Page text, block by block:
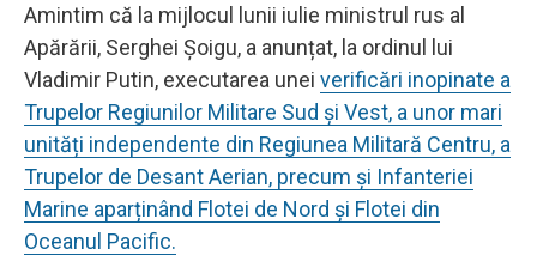
Amintim că la mijlocul lunii iulie ministrul rus al
Apărării, Serghei Șoigu, a anunțat, la ordinul lui
Vladimir Putin, executarea unei verificări inopinate a
Trupelor Regiunilor Militare Sud și Vest, a unor mari
unități independente din Regiunea Militară Centru, a
Trupelor de Desant Aerian, precum și Infanteriei
Marine aparținând Flotei de Nord și Flotei din
Oceanul Pacific.